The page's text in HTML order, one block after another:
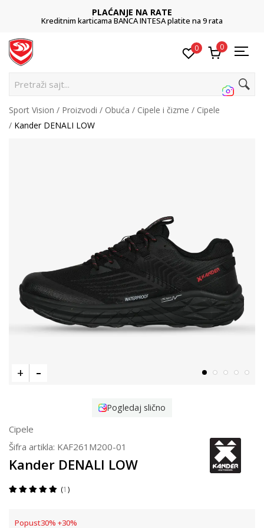
PLAĆANJE NA RATE
Kreditnim karticama BANCA INTESA platite na 9 rata
0 0
Pretraži sajt...
Sport Vision Proizvodi Obuća Cipele i čizme
Cipele
Kander DENALI LOW
Pogledaj slično
Cipele
Šifra artikla: KAF261M200-01
Kander DENALI LOW
1
Popust30% +30%